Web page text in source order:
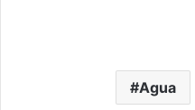
Agua